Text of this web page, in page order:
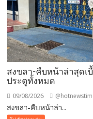
สงขลา-คืบหน้าล่าสุดเ
ประตูทั้งหมด
09/08/2026
สงขลา-คืบหน้าล่า...